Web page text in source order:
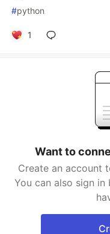
#python
1
Want to
Create an account
You can also sign